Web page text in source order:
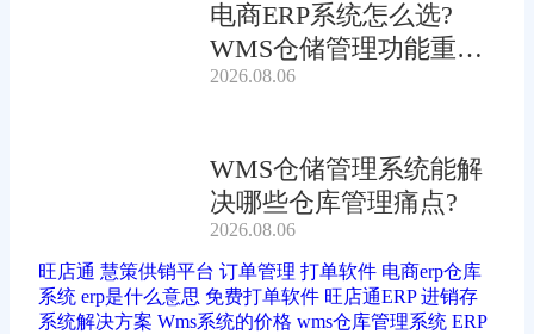
电商ERP系统怎么选?
WMS仓储管理功能重要
吗?
2026.08.06
WMS仓储管理系统能解
决哪些仓库管理痛点?
2026.08.06
旺店通 慧策供销平台 订单管理 打单软件 电商erp仓库
系统 erp是什么意思 免费打单软件 旺店通ERP 进销存
系统解决方案 Wms系统的价格 wms仓库管理系统 ERP